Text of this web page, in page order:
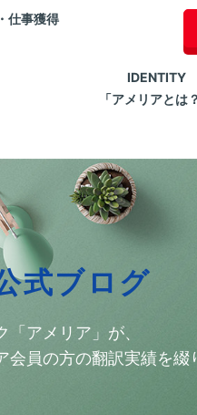
仕事獲得
IDENTITY
「アメリアとは
式ブログ
アメリア」が、
会員の方の翻訳実績を綴